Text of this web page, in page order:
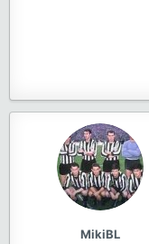
MikiBL